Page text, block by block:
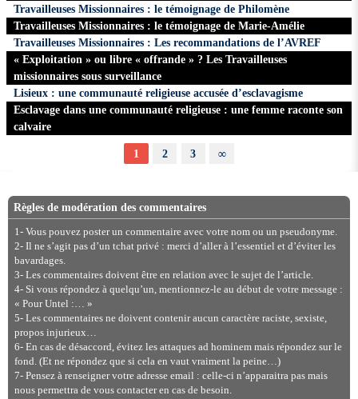
Travailleuses Missionnaires : le témoignage de Philomène
Travailleuses Missionnaires : le témoignage de Marie-Amélie
Travailleuses Missionnaires : Les recommandations de l’AVREF
« Exploitation » ou libre « offrande » ? Les Travailleuses
missionnaires sous surveillance
Lisieux : une communauté religieuse accusée d’esclavagisme
Esclavage dans une communauté religieuse : une femme raconte son
calvaire
1 2 3 ∞
Règles de modération des commentaires
1- Vous pouvez poster un commentaire avec votre nom ou un pseudonyme.
2- Il ne s’agit pas d’un tchat privé : merci d’aller à l’essentiel et d’éviter les
bavardages.
3- Les commentaires doivent être en relation avec le sujet de l’article.
4- Si vous répondez à quelqu’un, mentionnez-le au début de votre message :
« Pour Untel :… »
5- Les commentaires ne doivent contenir aucun caractère raciste, sexiste,
propos injurieux…
6- En cas de désaccord, évitez les attaques ad hominem mais répondez sur le
fond. (Et ne répondez que si cela en vaut vraiment la peine…)
7- Pensez à renseigner votre adresse email : celle-ci n’apparaitra pas mais
nous permettra de vous contacter en cas de besoin.